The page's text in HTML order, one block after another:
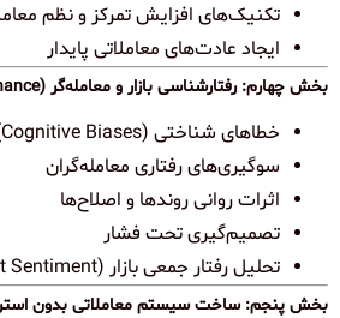
تکنیک‌های افزایش تمرکز و نظم
ایجاد عادت‌های معاملاتی پایدار
بخش چهارم: رفتارشناسی بازار و معامله‌گر (Behavioral Finance)
خطاهای شناختی (Cognitive Biases)
سوگیری‌های رفتاری معامله‌گران
اثرات روانی روندها و اصلاح‌ها
تصمیم‌گیری تحت فشار
تحلیل رفتار جمعی بازار (Market Sentiment)
بخش پنجم: ساخت سیستم معاملاتی بدون